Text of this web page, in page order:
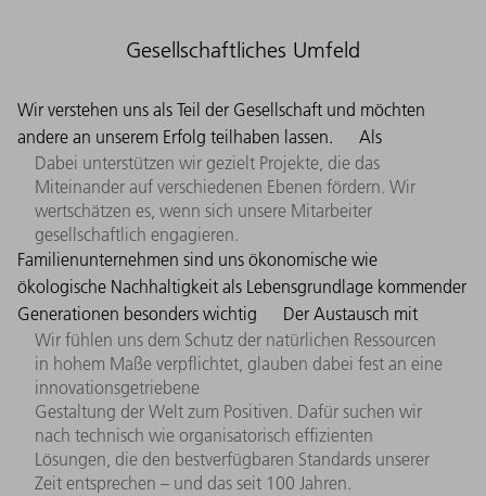
Gesellschaftliches Umfeld
Wir verstehen uns als Teil der Gesellschaft und möchten
andere an unserem Erfolg teilhaben lassen.
Dabei unterstützen wir gezielt Projekte, die das
Miteinander auf verschiedenen Ebenen fördern. Wir
wertschätzen es, wenn sich unsere Mitarbeiter
gesellschaftlich engagieren.
Als
Familienunternehmen sind uns ökonomische wie
ökologische Nachhaltigkeit als Lebensgrundlage kommender
Generationen besonders wichtig
Wir fühlen uns dem Schutz der natürlichen Ressourcen
in hohem Maße verpflichtet, glauben dabei fest an eine
innovationsgetriebene
Gestaltung der Welt zum Positiven. Dafür suchen wir
nach technisch wie organisatorisch effizienten
Lösungen, die den bestverfügbaren Standards unserer
Zeit entsprechen – und das seit 100 Jahren.
Der Austausch mit